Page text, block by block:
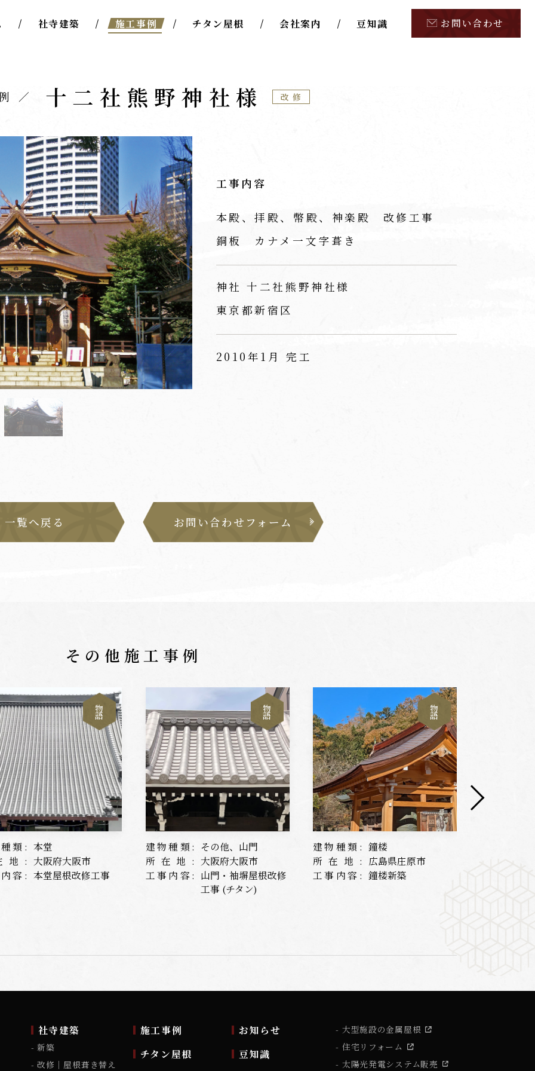
社寺建築 施工事例 チタン屋根 会社案内 豆知識 お問い合わせ
十二社熊野神社様 改修
工事内容
本殿、拝殿、幣殿、神楽殿 改修工事
銅板 カナメ一文字葺き
神社 十二社熊野神社様
東京都新宿区
2010年1月 完工
一覧へ戻る お問い合わせフォーム
その他施工事例
物
語
類: 本堂
地: 大阪府大阪市
容: 本堂屋根改修工事
物
語
建物種類:
その他、山門
所在地: 大阪府大阪市
工事内容: 山門・袖塀屋根改修
工事 (チタン)
物
語
建物種類: 鐘楼
所在地: 広島県庄原市
工事内容: 鐘楼新築
社寺建築
新築
改修｜屋根葺き替え
施工事例
チタン屋根
お知らせ
豆知識
大型施設の金属屋根
住宅リフォーム
太陽光発電システム販売